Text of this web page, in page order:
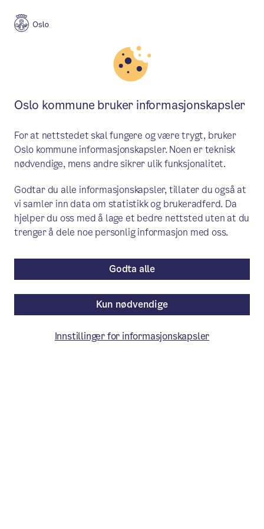
Oslo kommune bruker informasjonskapsler
For at nettstedet skal fungere og være trygt, bruker
Oslo kommune informasjonskapsler. Noen er teknisk
nødvendige, mens andre sikrer ulik funksjonalitet.
Godtar du alle informasjonskapsler, tillater du også at
vi samler inn data om statistikk og brukeradferd. Da
hjelper du oss med å lage et bedre nettsted uten at du
trenger å dele noe personlig informasjon med oss.
Kun nødvendige
Godta alle
Innstillinger for informasjonskapsler